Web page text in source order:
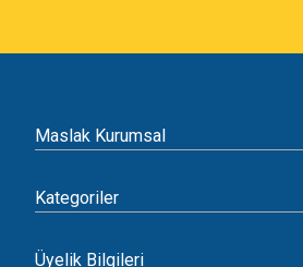
Maslak Kurumsal
Kategoriler
Üyelik Bilgileri